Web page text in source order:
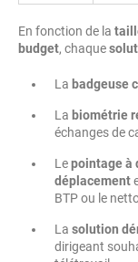
En fonction de la
budget, chaque
La badgeuse
La biométrie
échanges de
Lepointage à
déplacement
BTP ou le
La solution
dirigeant